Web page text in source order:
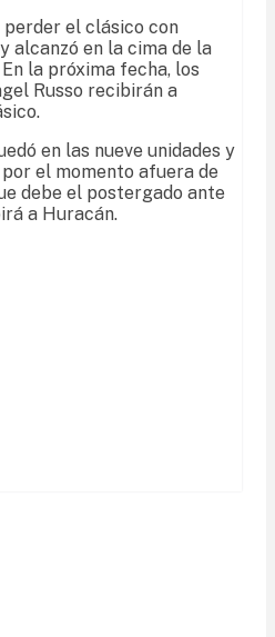
perder el clásico con
alcanzó en la cima de la
la próxima fecha, los
Russo recibirán a
en las nueve unidades y
el momento afuera de
debe el postergado ante
a Huracán.